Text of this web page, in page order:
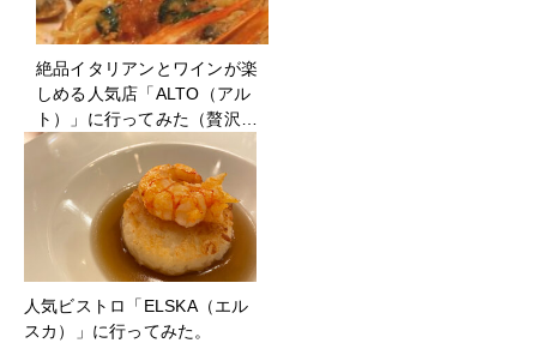
絶品イタリアンとワインが楽
しめる人気店「ALTO（アル
ト）」に行ってみた（贅沢…
人気ビストロ「ELSKA（エル
スカ）」に行ってみた。